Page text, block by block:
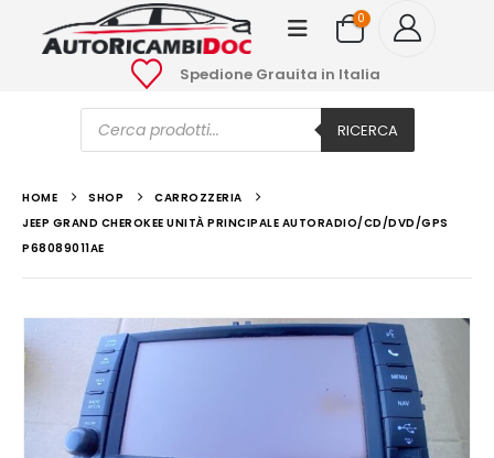
0
Spedione Grauita in Italia
Ricerca
prodotti RICERCA
HOME SHOP
CARROZZERIA
JEEP GRAND CHEROKEE UNITÀ PRINCIPALE AUTORADIO/CD/DVD/GPS
P68089011AE